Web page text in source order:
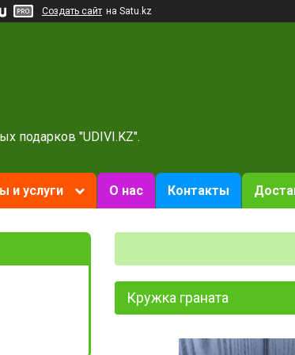
Создать сайт на Satu.kz
подарков "UDIVI.KZ".
и услуги О нас Контакты
Кружка граната